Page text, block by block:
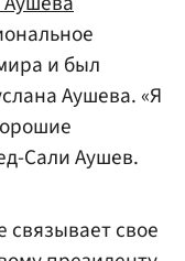
и был
Аушева. «Я
Сали Аушев.
свое